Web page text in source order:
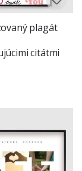
plagát
citátmi